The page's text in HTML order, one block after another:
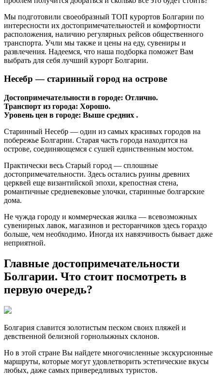
Мы подготовили своеобразный ТОП курортов Болгарии по
интересности их достопримечательностей и комфортности
расположения, наличию регулярных рейсов общественного
транспорта. Учли мы также и цены на еду, сувениры и
развлечения. Надеемся, что наша подборка поможет Вам
выбрать для себя лучший курорт Болгарии.
Несебр — старинный город на острове
Достопримечательности в городе: Отлично.
Транспорт из города: Хорошо.
Уровень цен в городе: Выше средних .
Старинный Несебр — один из самых красивых городов на
побережье Болгарии. Старая часть города находится на
острове, соединяющемся с сушей единственным мостом.
Практически весь Старый город — сплошные
достопримечательности. Здесь остались руины древних
церквей еще византийской эпохи, крепостная стена,
романтичные средневековые улочки, старинные болгарские
дома.
Не чужда городу и коммерческая жилка — всевозможных
сувенирных лавок, магазинов и ресторанчиков здесь гораздо
больше, чем необходимо. Иногда их навязчивость бывает даже
неприятной.
Главные достопримечательности
Болгарии. Что стоит посмотреть в
первую очередь?
Болгария славится золотистым песком своих пляжей и
девственной белизной горнолыжных склонов.
Но в этой стране Вы найдете многочисленные экскурсионные
маршруты, которые могут удовлетворить эстетические вкусы
любых, даже самых привередливых туристов.